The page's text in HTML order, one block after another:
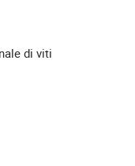
di viti